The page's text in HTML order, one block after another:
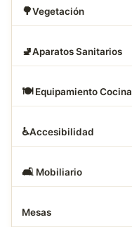
🌳Vegetación
🚽Aparatos Sanitarios
🍽️ Equipamiento Cocina
♿Accesibilidad
🛋 ️ Mobiliario
Mesas